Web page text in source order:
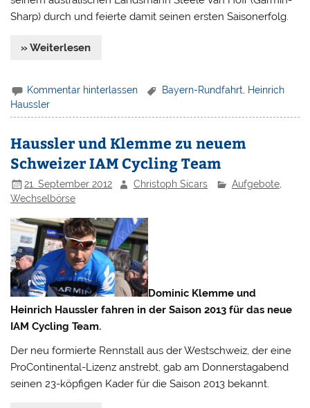
Sharp) durch und feierte damit seinen ersten Saisonerfolg.
» Weiterlesen
Kommentar hinterlassen Bayern-Rundfahrt
Heinrich
Haussler
Haussler und Klemme zu neuem
Schweizer IAM Cycling Team
21. September 2012 Christoph Sicars Aufgebote,
Wechselbörse
Dominic Klemme und
Heinrich Haussler fahren in der Saison 2013 für das neue
IAM Cycling Team.
Der neu formierte Rennstall aus der Westschweiz, der eine
ProContinental-Lizenz anstrebt, gab am Donnerstagabend
seinen 23-köpfigen Kader für die Saison 2013 bekannt.